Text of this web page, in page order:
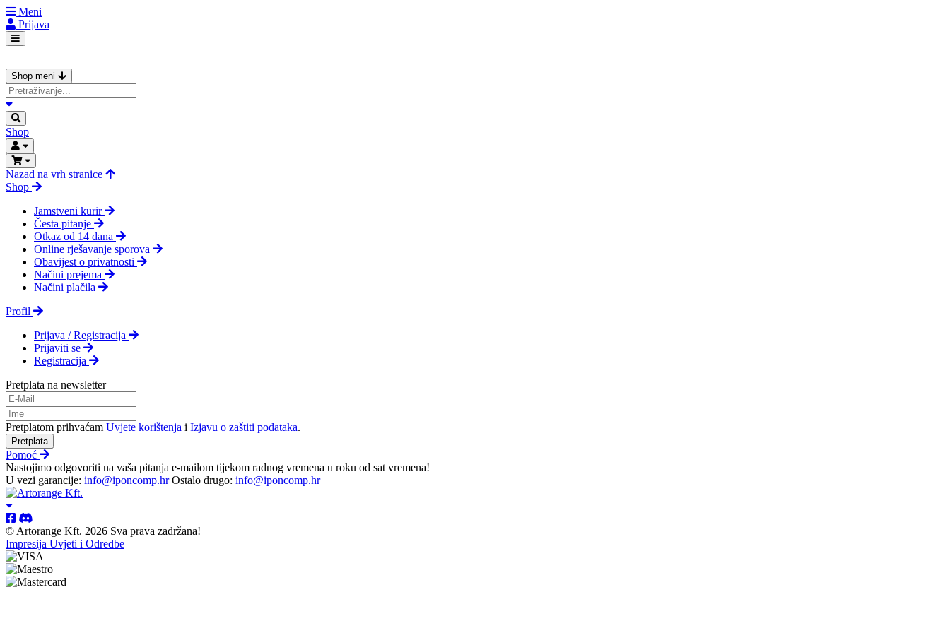
Meni
Prijava
Shop meni
Shop
Nazad na vrh stranice
Shop
Jamstveni kurir
Česta pitanje
Otkaz od 14 dana
Online rješavanje sporova
Obavijest o privatnosti
Načini prejema
Načini plačila
Profil
Prijava / Registracija
Prijaviti se
Registracija
Pretplata na newsletter
Pretplatom prihvaćam Uvjete korištenja i Izjavu o zaštiti podataka.
Pretplata
Pomoć
Nastojimo odgovoriti na vaša pitanja e-mailom tijekom radnog vremena u roku od sat vremena!
U vezi garancije: info@iponcomp.hrOstalo drugo: info@iponcomp.hr
© Artorange Kft. 2026 Sva prava zadržana!
Impresija Uvjeti i Odredbe